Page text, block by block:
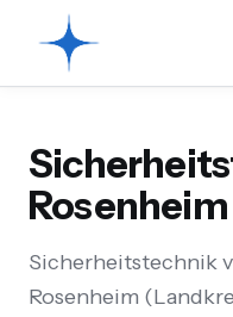
Rosenheim
Sicherheitstechnik
Rosenheim